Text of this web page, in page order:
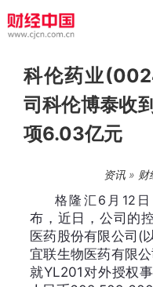
科伦药业
司科伦博泰收
项6.03亿元
资讯 » 财
格隆汇6月12
布，近日，公司的
医药股份有限公司(
宜联生物医药有限
就YL201对外授权